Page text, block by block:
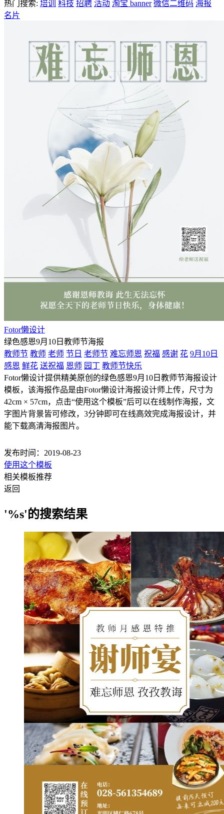
热门搜索: 培训 科技 招聘 活动 淘宝 banner 微信二维码 海报
名片
Fotor懒设计
绿色感恩9月10日教师节海报
教师节 教师 老师 节日 老师节 难忘师恩 祝福 感谢 花 9月10日
感恩 鲜花 送祝福 恩师 园丁 教师节快乐
Fotor懒设计提供精美原创的绿色感恩9月10日教师节海报设计
模板，该海报作品是由Fotor懒设计海报设计师上传，尺寸为
42cm × 57cm，点击“使用这个模板”后可以在线制作海报，文
字图片背景皆可修改，3分钟即可在线高效完成海报设计，并
能下载高清海报图片。
发布时间：2019-08-23
使用这个模板
相关模板推荐
返回
'%s'的搜索结果